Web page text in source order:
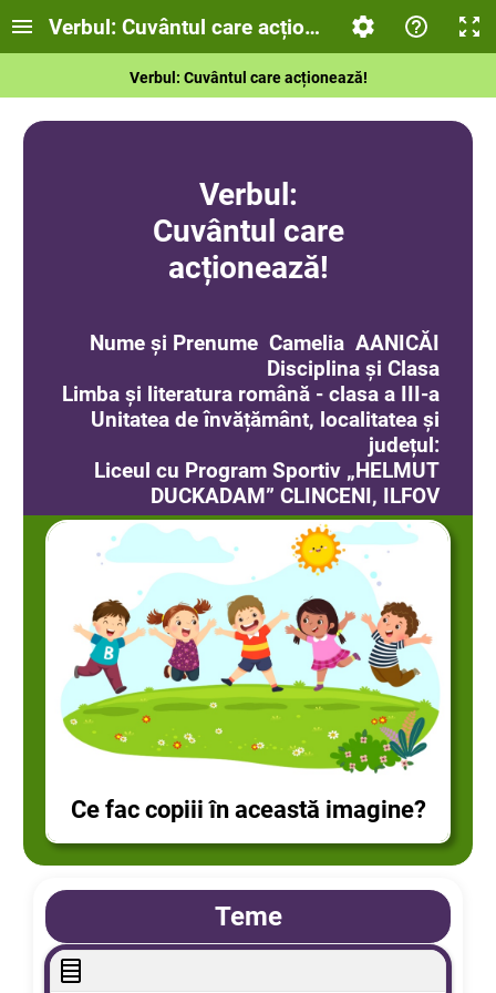
Verbul: Cuvântul care acționează!
Verbul: Cuvântul care acționează!
Verbul:
Cuvântul care
acționează!
Nume și Prenume Camelia AANICĂI
Disciplina și Clasa
Limba și literatura română - clasa a III-a
Unitatea de învățământ, localitatea și
județul:
Liceul cu Program Sportiv „HELMUT
DUCKADAM” CLINCENI, ILFOV
Ce fac copiii în această imagine?
Teme